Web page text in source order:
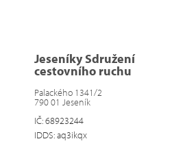
Jeseníky Sdružení
cestovního ruchu
Palackého 1341/2
790 01 Jeseník
IČ: 68923244
IDDS: aq3ikqx